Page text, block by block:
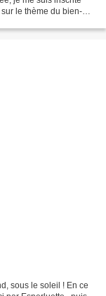
le thème du bien-
sous le soleil ! En ce